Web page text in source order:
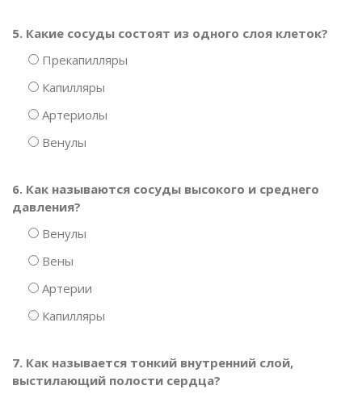
5. Какие сосуды состоят из одного слоя клеток?
Прекапилляры
Капилляры
Артериолы
Венулы
6. Как называются сосуды высокого и среднего
давления?
Венулы
Вены
Артерии
Капилляры
7. Как называется тонкий внутренний слой,
выстилающий полости сердца?